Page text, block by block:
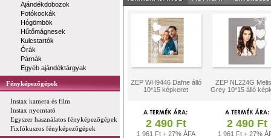
Ajándékdobozok
Fotókockák
Hógömbök
Hűtőmágnesek
Kulcstartók
Órák
Párnák
Egyéb ajándéktárgyak
Fényképezőgépek
Instax kamera és film
Instax nyomtató
Egyszer használatos fényképezőgépek
Fixfókuszos fényképezőgépek
ZEP WH9446 Dafne álló
10*15 képkeret
ZEP NL224G
Grey 10*15 álló
2 490 Ft
1 961 Ft + 27% ÁFA
2 490 Ft
1 961 Ft + 27%